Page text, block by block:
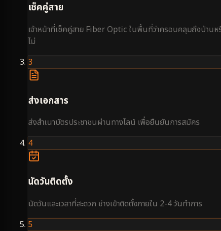
เช็คคู่สาย
เจ้าหน้าที่เช็คคู่สาย Fiber Optic ในพื้นที่ว่าครอบคลุมถึงบ้านห
ไม่
3
ส่งเอกสาร
ส่งสำเนาบัตรประชาชนผ่านทางไลน์ เพื่อยืนยันการสมัคร
4
นัดวันติดตั้ง
นัดวันและเวลาที่สะดวก ช่างเข้าติดตั้งภายใน 2-4 วันทำการ
5